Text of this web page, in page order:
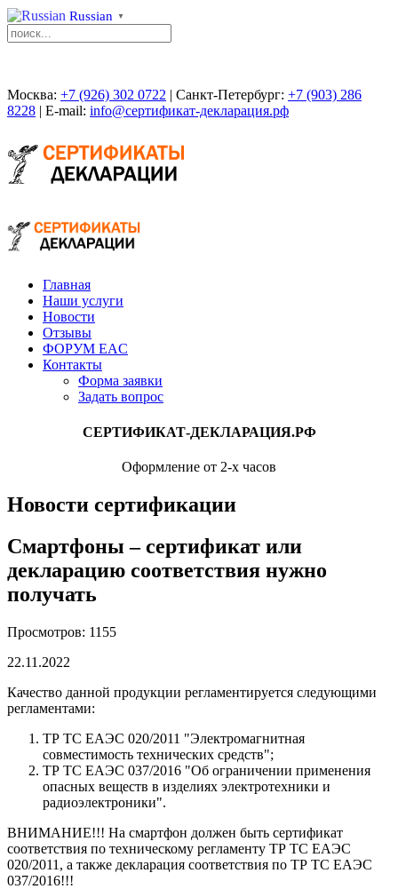
Russian ▼
Москва: +7 (926) 302 0722 | Санкт-Петербург: +7 (903) 286
8228 | E-mail: info@сертификат-декларация.рф
Главная
Наши услуги
Новости
Отзывы
ФОРУМ EAC
Контакты
Форма заявки
Задать вопрос
СЕРТИФИКАТ-ДЕКЛАРАЦИЯ.РФ
Оформление от 2-х часов
Новости сертификации
Смартфоны – сертификат или
декларацию соответствия нужно
получать
Просмотров: 1155
22.11.2022
Качество данной продукции регламентируется следующими
регламентами:
ТР ТС ЕАЭС 020/2011 "Электромагнитная
совместимость технических средств";
ТР ТС ЕАЭС 037/2016 "Об ограничении применения
опасных веществ в изделиях электротехники и
радиоэлектроники".
ВНИМАНИЕ!!! На смартфон должен быть сертификат
соответствия по техническому регламенту ТР ТС ЕАЭС
020/2011, а также декларация соответствия по ТР ТС ЕАЭС
037/2016!!!